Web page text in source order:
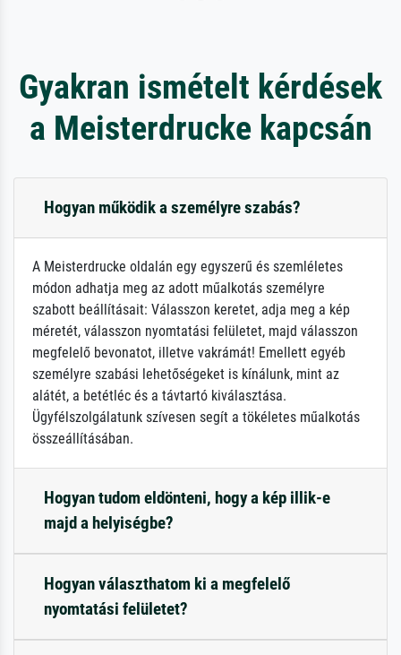
Gyakran ismételt kérdések
a Meisterdrucke kapcsán
Hogyan működik a személyre szabás?
A Meisterdrucke oldalán egy egyszerű és szemléletes
módon adhatja meg az adott műalkotás személyre
szabott beállításait: Válasszon keretet, adja meg a kép
méretét, válasszon nyomtatási felületet, majd válasszon
megfelelő bevonatot, illetve vakrámát! Emellett egyéb
személyre szabási lehetőségeket is kínálunk, mint az
alátét, a betétléc és a távtartó kiválasztása.
Ügyfélszolgálatunk szívesen segít a tökéletes műalkotás
összeállításában.
Hogyan tudom eldönteni, hogy a kép illik-e
majd a helyiségbe?
Hogyan választhatom ki a megfelelő
nyomtatási felületet?